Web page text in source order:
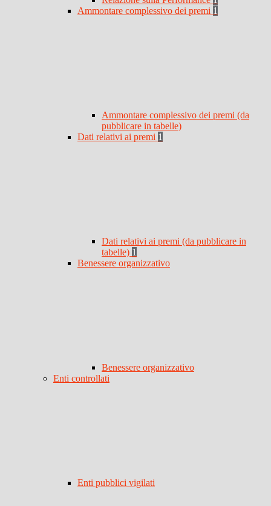
Ammontare complessivo dei premi 1
Ammontare complessivo dei premi (da
pubblicare in tabelle)
Dati relativi ai premi 1
Dati relativi ai premi (da pubblicare in
tabelle) 1
Benessere organizzativo
Benessere organizzativo
Enti controllati
Enti pubblici vigilati